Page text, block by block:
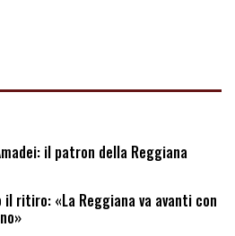
il patron della Reggiana
il ritiro: «La Reggiana va avanti con